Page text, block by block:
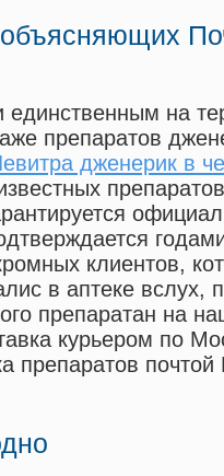
на
препаратов
дженерик в
препаратов
клиентов,
в аптеке вслух,
препаратан на
курьером по
препаратов